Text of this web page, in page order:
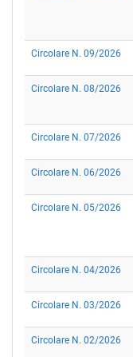
Circolare N. 09/2026
Circolare N. 08/2026
Circolare N. 07/2026
Circolare N. 06/2026
Circolare N. 05/2026
Circolare N. 04/2026
Circolare N. 03/2026
Circolare N. 02/2026